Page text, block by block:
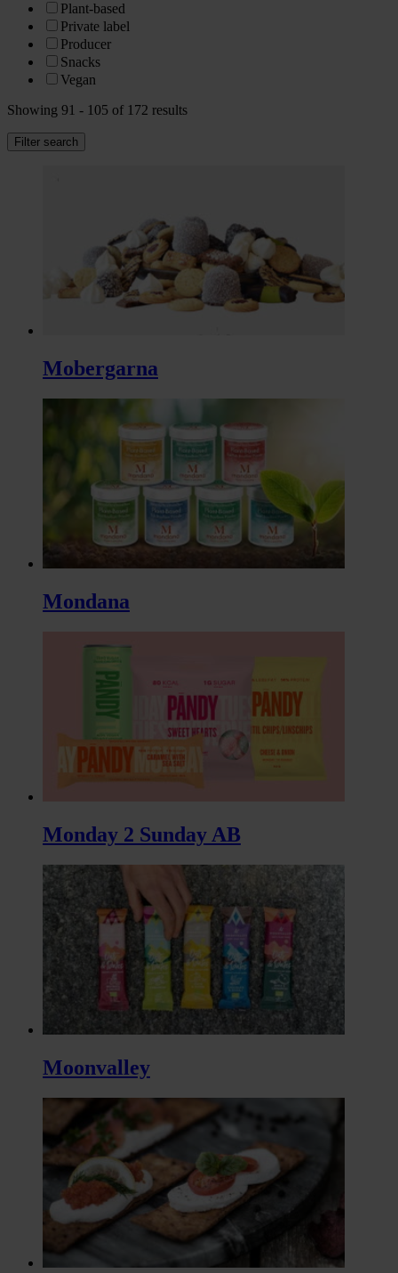
Plant-based
Private label
Producer
Snacks
Vegan
Showing 91 - 105 of 172 results
Filter search
Mobergarna
Mondana
Monday 2 Sunday AB
Moonvalley